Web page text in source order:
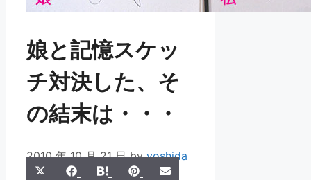
娘と記憶スケッ
チ対決した、そ
の結末は・・・
2010 年 10 月 21 日 byyoshida
Share
Share
Facebook
Share
Hatena Share
PinterestShare